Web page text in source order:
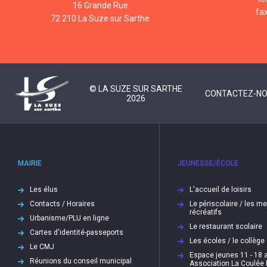
16 Grande Rue
72 210 La Suze sur Sarthe
© LA SUZE SUR SARTHE
2026
CONTACTEZ-
MAIRIE
Les élus
Contacts / Horaires
Urbanisme/PLU en ligne
Cartes d'identité-passeports
Le CMJ
Réunions du conseil municipal
JEUNESSE/ÉCOLE
L'accueil de loisirs
Le périscolaire / les
récréatifs
Le restaurant scolaire
Les écoles / le collège
Espace jeunes 11 - 18
Association La Coulée